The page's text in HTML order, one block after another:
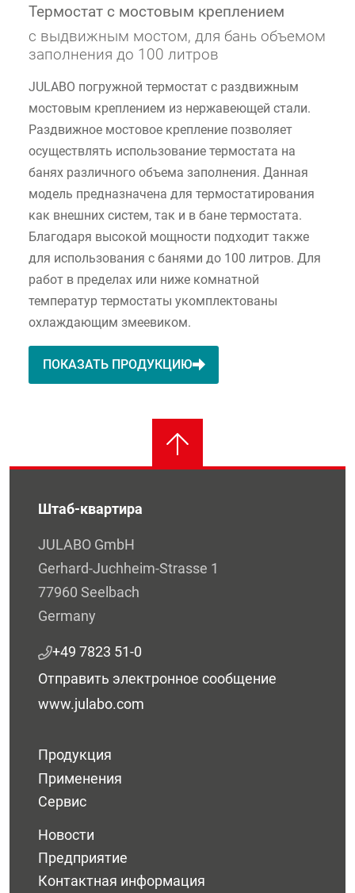
Термостат с мостовым креплением
с выдвижным мостом, для бань объемом
заполнения до 100 литров
JULABO погружной термостат с раздвижным
мостовым креплением из нержавеющей стали.
Раздвижное мостовое крепление позволяет
осуществлять использование термостата на
банях различного объема заполнения. Данная
модель предназначена для термостатирования
как внешних систем, так и в бане термостата.
Благодаря высокой мощности подходит также
для использования с банями до 100 литров. Для
работ в пределах или ниже комнатной
температур термостаты укомплектованы
охлаждающим змеевиком.
ПОКАЗАТЬ ПРОДУКЦИЮ
Штаб-квартира
JULABO GmbH
Gerhard-Juchheim-Strasse 1
77960 Seelbach
Germany
+49 7823 51-0
Отправить электронное сообщение
www.julabo.com
Продукция
Применения
Сервис
Новости
Предприятие
Контактная информация